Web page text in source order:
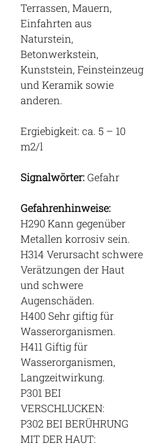
Terrassen, Mauern,
Einfahrten aus
Naturstein,
Betonwerkstein,
Kunststein, Feinsteinzeug
und Keramik sowie
anderen.
Ergiebigkeit: ca. 5 – 10
m2/l
Signalwörter: Gefahr
Gefahrenhinweise:
H290 Kann gegenüber
Metallen korrosiv sein.
H314 Verursacht schwere
Verätzungen der Haut
und schwere
Augenschäden.
H400 Sehr giftig für
Wasserorganismen.
H411 Giftig für
Wasserorganismen,
Langzeitwirkung.
P301 BEI
VERSCHLUCKEN:
P302 BEI BERÜHRUNG
MIT DER HAUT: